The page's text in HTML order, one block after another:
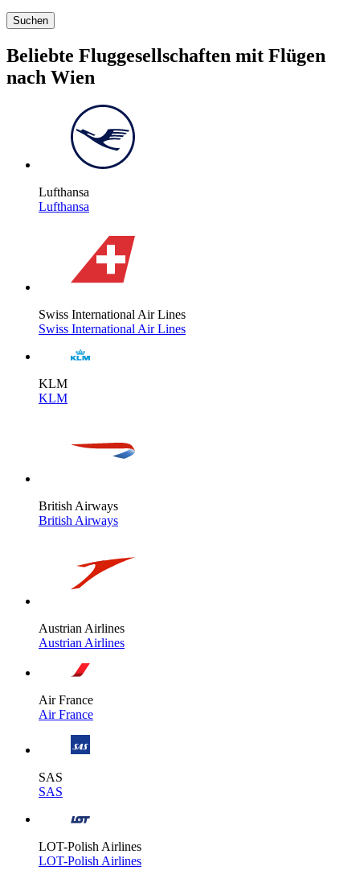
Suchen
Beliebte Fluggesellschaften mit Flügen
nach Wien
Lufthansa
Lufthansa
Swiss International Air Lines
Swiss International Air Lines
KLM
KLM
British Airways
British Airways
Austrian Airlines
Austrian Airlines
Air France
Air France
SAS
SAS
LOT-Polish Airlines
LOT-Polish Airlines